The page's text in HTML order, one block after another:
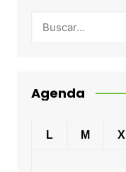
Agenda
L M X